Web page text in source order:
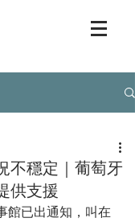
不穩定｜葡萄牙
供支援
館已出通知，叫在